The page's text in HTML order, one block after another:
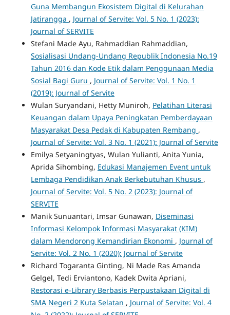
Guna Membangun Ekosistem Digital di Kelurahan
Jatirangga , Journal of Servite: Vol. 5 No. 1 (2023):
Journal of SERVITE
Stefani Made Ayu, Rahmaddian Rahmaddian,
Sosialisasi Undang-Undang Republik Indonesia No.19
Tahun 2016 dan Kode Etik dalam Penggunaan Media
Sosial Bagi Guru , Journal of Servite: Vol. 1 No. 1
(2019): Journal of Servite
Wulan Suryandani, Hetty Muniroh, Pelatihan Literasi
Keuangan dalam Upaya Peningkatan Pemberdayaan
Masyarakat Desa Pedak di Kabupaten Rembang ,
Journal of Servite: Vol. 3 No. 1 (2021): Journal of Servite
Emilya Setyaningtyas, Wulan Yulianti, Anita Yunia,
Aprida Sihombing, Edukasi Manajemen Event untuk
Lembaga Pendidikan Anak Berkebutuhan Khusus ,
Journal of Servite: Vol. 5 No. 2 (2023): Journal of
SERVITE
Manik Sunuantari, Imsar Gunawan, Diseminasi
Informasi Kelompok Informasi Masyarakat (KIM)
dalam Mendorong Kemandirian Ekonomi , Journal of
Servite: Vol. 2 No. 1 (2020): Journal of Servite
Richard Togaranta Ginting, Ni Made Ras Amanda
Gelgel, Tedi Erviantono, Kadek Dwita Apriani,
Restorasi e-Library Berbasis Perpustakaan Digital di
SMA Negeri 2 Kuta Selatan , Journal of Servite: Vol. 4